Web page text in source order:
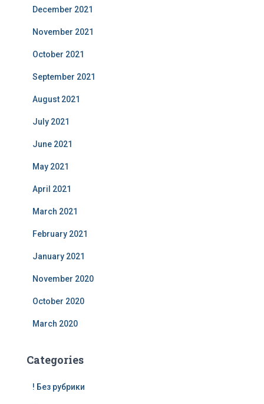
December 2021
November 2021
October 2021
September 2021
August 2021
July 2021
June 2021
May 2021
April 2021
March 2021
February 2021
January 2021
November 2020
October 2020
March 2020
Categories
! Без рубрики